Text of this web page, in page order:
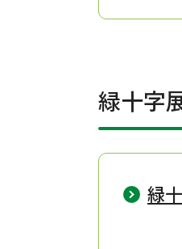
緑十字
緑